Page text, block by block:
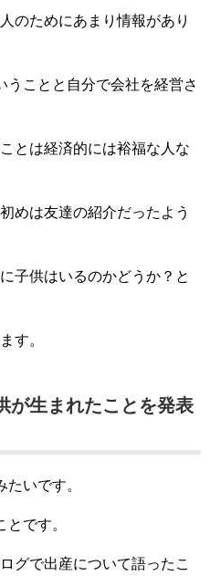
のためにあまり情報があり
うことと自分で会社を経営さ
とは経済的には裕福な人な
めは友達の紹介だったよう
子供はいるのかどうか？と
す。
が生まれたことを発表
いです。
です。
グで出産について語ったこ